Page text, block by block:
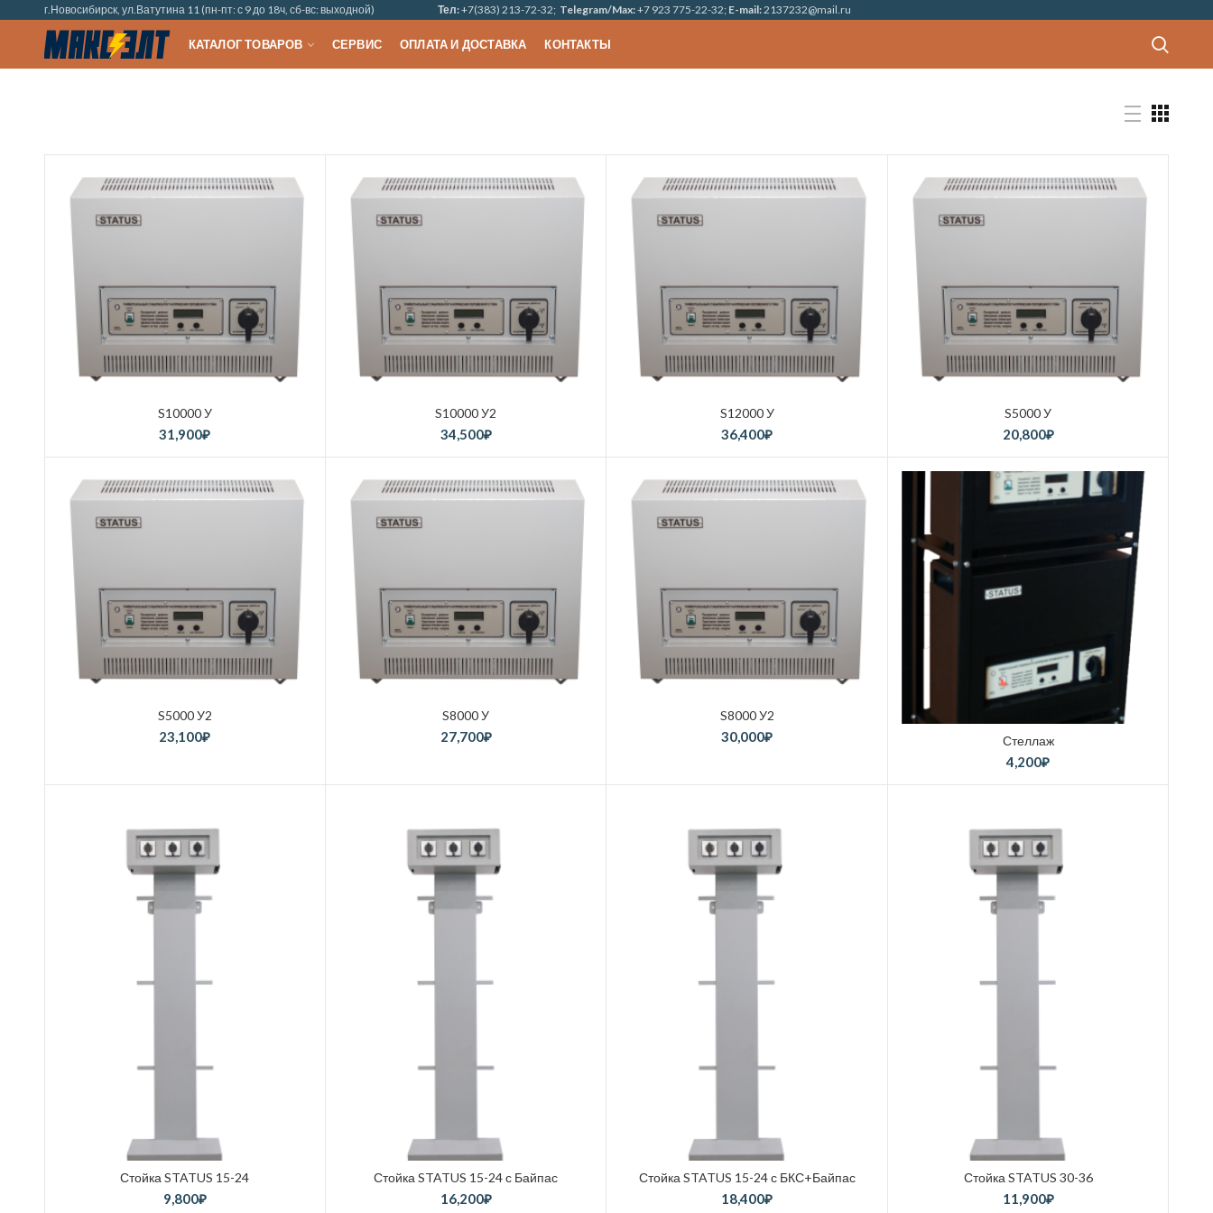
г.Новосибирск, ул.Ватутина 11 (пн-пт: с 9 до 18ч, сб-вс: выходной) Тел:+7(383) 213-72-32; Telegram/Max:+7 923 775-22-32; E-mail:2137232@mail.ru
КАТАЛОГ ТОВАРОВ СЕРВИС ОПЛАТА И ДОСТАВКА КОНТАКТЫ
S10000 У
31,900₽
S10000 У2
34,500₽
S12000 У
36,400₽
S5000 У
20,800₽
S5000 У2
23,100₽
S8000 У
27,700₽
S8000 У2
30,000₽ Стеллаж
4,200₽
Стойка STATUS 15-24
9,800₽
Стойка STATUS 15-24 с Байпас
16,200₽
Стойка STATUS 15-24 с БКС+Байпас
18,400₽
Стойка STATUS 30-36
11,900₽